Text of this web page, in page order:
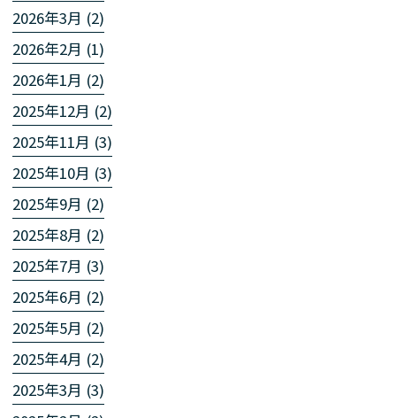
2026年3月 (2)
2026年2月 (1)
2026年1月 (2)
2025年12月 (2)
2025年11月 (3)
2025年10月 (3)
2025年9月 (2)
2025年8月 (2)
2025年7月 (3)
2025年6月 (2)
2025年5月 (2)
2025年4月 (2)
2025年3月 (3)